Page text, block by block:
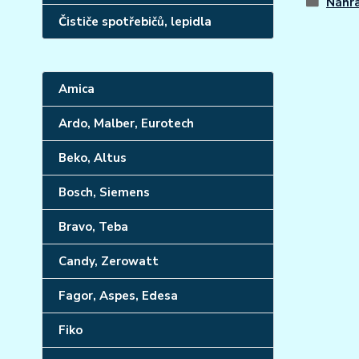
Čističe spotřebičů, lepidla
Amica
Ardo, Malber, Eurotech
Beko, Altus
Bosch, Siemens
Bravo, Teba
Candy, Zerowatt
Fagor, Aspes, Edesa
Fiko